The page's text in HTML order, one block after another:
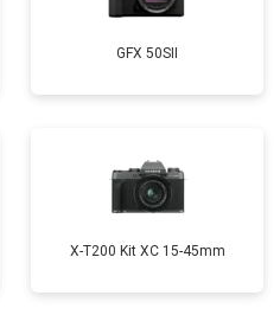
GFX 50SII
X-T200 Kit XC 15-45mm